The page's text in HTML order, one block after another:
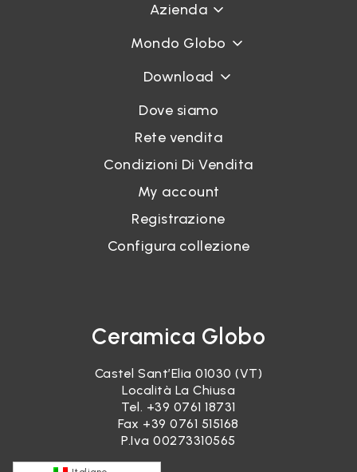
Azienda
Mondo Globo
Download
Dove siamo
Rete vendita
Condizioni Di Vendita
My account
Registrazione
Configura collezione
Ceramica Globo
Castel Sant’Elia 01030 (VT)
Località La Chiusa
Tel. +39 0761 18731
Fax +39 0761 515168
P.Iva 00273310565